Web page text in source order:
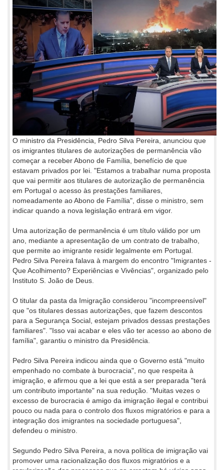
O ministro da Presidência, Pedro Silva Pereira, anunciou que
os imigrantes titulares de autorizações de permanência vão
começar a receber Abono de Família, benefício de que
estavam privados por lei. "Estamos a trabalhar numa proposta
que vai permitir aos titulares de autorização de permanência
em Portugal o acesso às prestações familiares,
nomeadamente ao Abono de Família", disse o ministro, sem
indicar quando a nova legislação entrará em vigor.
Uma autorização de permanência é um título válido por um
ano, mediante a apresentação de um contrato de trabalho,
que permite ao imigrante residir legalmente em Portugal.
Pedro Silva Pereira falava à margem do encontro "Imigrantes -
Que Acolhimento? Experiências e Vivências", organizado pelo
Instituto S. João de Deus.
O titular da pasta da Imigração considerou "incompreensível"
que "os titulares dessas autorizações, que fazem descontos
para a Segurança Social, estejam privados dessas prestações
familiares". "Isso vai acabar e eles vão ter acesso ao abono de
família", garantiu o ministro da Presidência.
Pedro Silva Pereira indicou ainda que o Governo está "muito
empenhado no combate à burocracia", no que respeita à
imigração, e afirmou que a lei que está a ser preparada "terá
um contributo importante" na sua redução. "Muitas vezes o
excesso de burocracia é amigo da imigração ilegal e contribui
pouco ou nada para o controlo dos fluxos migratórios e para a
integração dos imigrantes na sociedade portuguesa",
defendeu o ministro.
Segundo Pedro Silva Pereira, a nova política de imigração vai
promover uma racionalização dos fluxos migratórios e a